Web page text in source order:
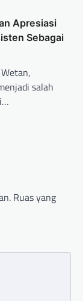
Apresiasi
Sebagai
salah
Ruas yang